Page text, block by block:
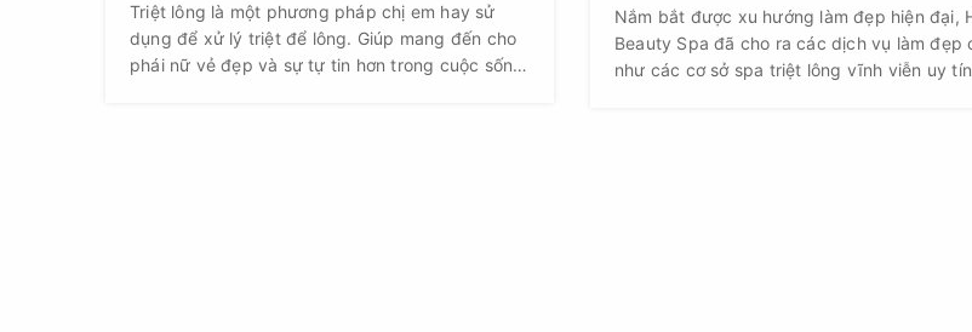
Triệt lông là một phương pháp chị em hay sử
dụng để xử lý triệt để lông. Giúp mang đến cho
phái nữ vẻ đẹp và sự tự tin hơn trong cuộc sống
Nắm bắt được xu hướng làm đẹp hiện đại,
Beauty Spa đã cho ra các dịch vụ làm đẹp
như các cơ sở spa triệt lông vĩnh viễn uy